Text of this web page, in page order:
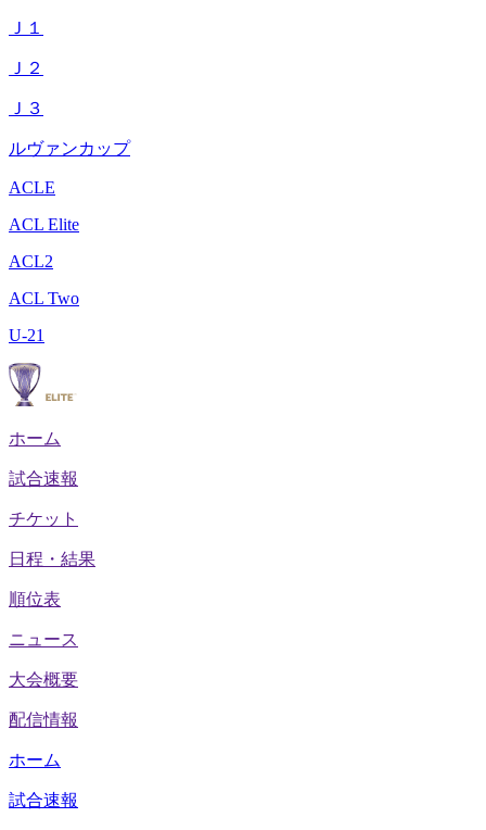
Ｊ１
Ｊ２
Ｊ３
ルヴァンカップ
ACLE
ACL Elite
ACL2
ACL Two
U-21
ホーム
試合速報
チケット
日程・結果
順位表
ニュース
大会概要
配信情報
ホーム
試合速報